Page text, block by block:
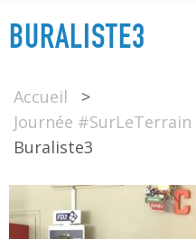
DÉPUTÉ 2017 – 2022
BURALISTE3
Accueil
>
Journée #SurLeTerrain
Buraliste3